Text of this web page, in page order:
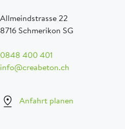
Allmeindstrasse 22
8716 Schmerikon SG
0848 400 401
info@creabeton.ch
Anfahrt planen